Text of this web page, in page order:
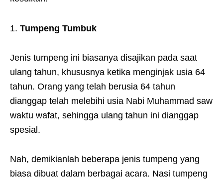
Tumpeng Tumbuk
Jenis tumpeng ini biasanya disajikan pada saat
ulang tahun, khususnya ketika menginjak usia 64
tahun. Orang yang telah berusia 64 tahun
dianggap telah melebihi usia Nabi Muhammad saw
waktu wafat, sehingga ulang tahun ini dianggap
spesial.
Nah, demikianlah beberapa jenis tumpeng yang
biasa dibuat dalam berbagai acara. Nasi tumpeng